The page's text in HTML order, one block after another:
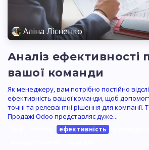
Аліна Лісненко
Аналіз ефективності
вашої команди
Як менеджеру, вам потрібно постійно
ефективність вашої команди, щоб
точні та релевантні рішення для компанії.
Продажі Odoo представляє дуже...
ефективність